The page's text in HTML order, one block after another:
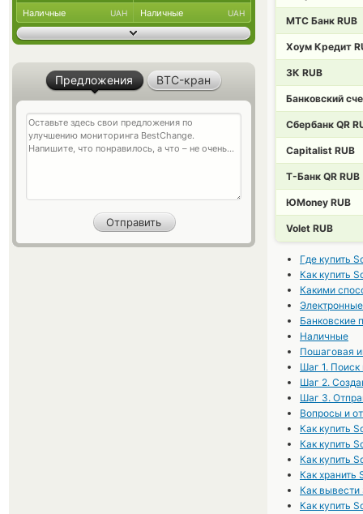
МТС Банк RUB
Хоум Кредит
ЗК RUB
Банковский
Сбербанк QR
Capitalist RUB
Т-Банк QR RUB
ЮMoney RUB
Volet RUB
Где купить
Как купить
Какими
Банковские
Наличные
Пошаговая
Шаг 1.
Шаг 2.
Шаг 3.
Вопросы и
Как купить
Как купить
Как купить
Как хранить
Как вывести
Как купить
Наличные UAH Наличные UAH
Предложения BTC-кран